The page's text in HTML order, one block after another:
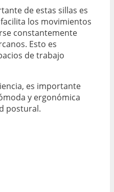
de estas sillas es
los movimientos
constantemente
Esto es
de trabajo
es importante
y ergonómica
postural.